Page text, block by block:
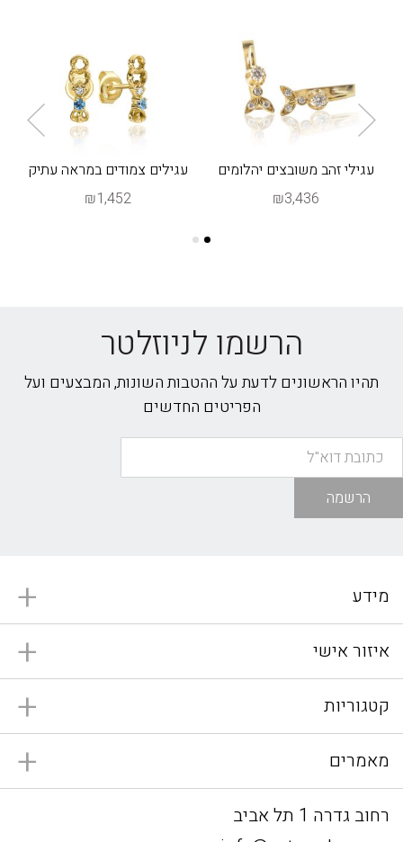
עגילי זהב משובצים יהלומים
₪3,436
עגילים צמודים במראה עתיק
₪1,452
הרשמו לניוזלטר
תהיו הראשונים לדעת על ההטבות השונות, המבצעים ועל
הפריטים החדשים
הרשמה
מידע
איזור אישי
קטגוריות
מאמרים
רחוב גדרה 1 תל אביב